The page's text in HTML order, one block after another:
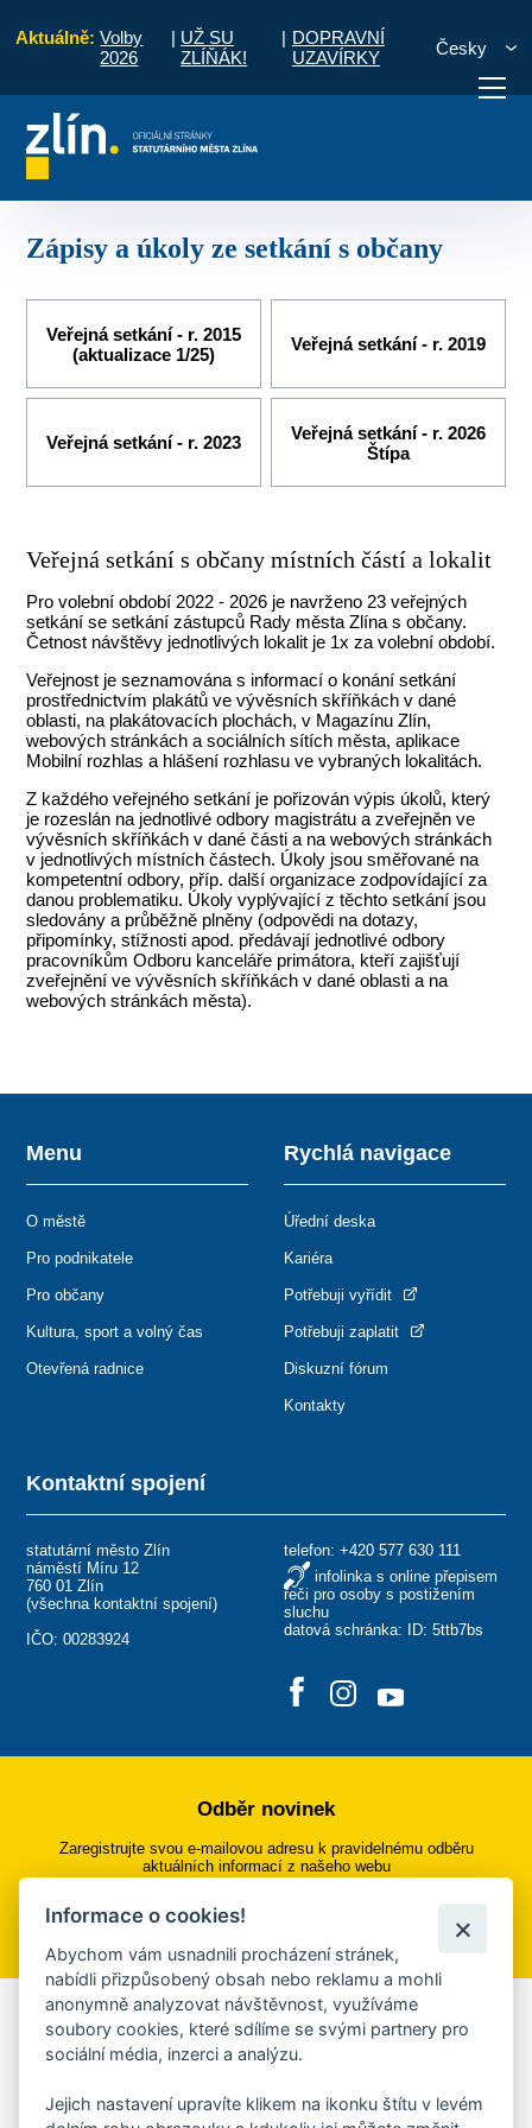
Aktuálně: Volby
2026
| UŽ SU
ZLÍŇÁK!
| DOPRAVNÍ
UZAVÍRKY
Česky
vyřídit Potřebuji zaplatit
Zápisy a úkoly ze setkání s občany
Veřejná setkání - r. 2015
(aktualizace 1/25)
Veřejná setkání - r. 2019
Veřejná setkání - r. 2023
Veřejná setkání - r. 2026
Štípa
Veřejná setkání s občany místních částí a lokalit
Pro volební období 2022 - 2026 je navrženo 23 veřejných
setkání se setkání zástupců Rady města Zlína s občany.
Četnost návštěvy jednotlivých lokalit je 1x za volební období.
Veřejnost je seznamována s informací o konání setkání
prostřednictvím plakátů ve vývěsních skříňkách v dané
oblasti, na plakátovacích plochách, v Magazínu Zlín,
webových stránkách a sociálních sítích města, aplikace
Mobilní rozhlas a hlášení rozhlasu ve vybraných lokalitách.
Z každého veřejného setkání je pořizován výpis úkolů, který
je rozeslán na jednotlivé odbory magistrátu a zveřejněn ve
vývěsních skříňkách v dané části a na webových stránkách
v jednotlivých místních částech. Úkoly jsou směřované na
kompetentní odbory, příp. další organizace zodpovídající za
danou problematiku. Úkoly vyplývající z těchto setkání jsou
sledovány a průběžně plněny (odpovědi na dotazy,
připomínky, stížnosti apod. předávají jednotlivé odbory
pracovníkům Odboru kanceláře primátora, kteří zajišťují
zveřejnění ve vývěsních skříňkách v dané oblasti a na
webových stránkách města).
Kontaktní spojení
statutární město Zlín
náměstí Míru 12
760 01 Zlín
(všechna kontaktní spojení)
IČO: 00283924
telefon: +420 577 630 111
infolinka s online přepisem
řeči pro osoby s postižením
sluchu
datová schránka: ID: 5ttb7bs
Menu
O městě
Pro podnikatele
Pro občany
Kultura, sport a volný čas
Otevřená radnice
Rychlá navigace
Úřední deska
Kariéra
Potřebuji vyřídit
Potřebuji zaplatit
Diskuzní fórum
Kontakty
Odběr novinek
Zaregistrujte svou e-mailovou adresu k pravidelnému odběru
aktuálních informací z našeho webu
Přihlásit se k odběru
Aplikace Mobilní rozhlas
Chcete dostávat do svého mobilu či mailu upozornění na
ankety, pozvánky na kulturní a sportovní akce?
Informace o cookies!
Abychom vám usnadnili procházení stránek,
nabídli přizpůsobený obsah nebo reklamu a mohli
anonymně analyzovat návštěvnost, využíváme
soubory cookies, které sdílíme se svými partnery pro
sociální média, inzerci a analýzu.
Jejich nastavení upravíte klikem na ikonku štítu v levém